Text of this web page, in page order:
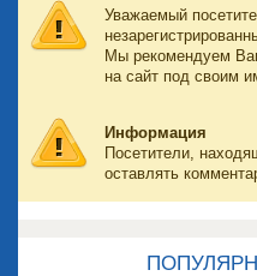
Уважаемый
Мы рекомендуем
на сайт под своим
Информация
Посетители,
оставлять